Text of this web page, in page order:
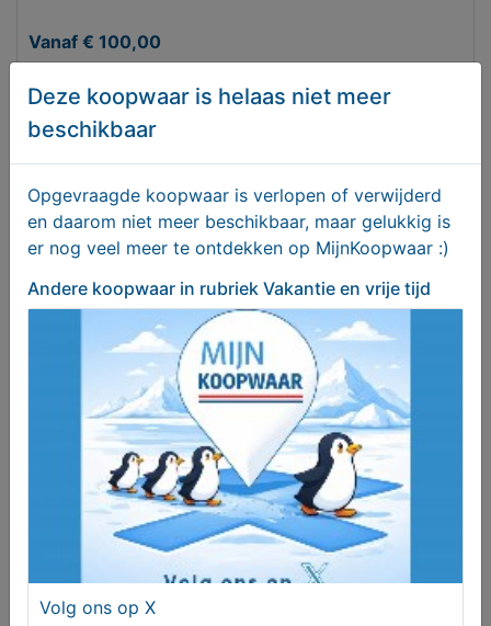
Vanaf € 100,00
BUULS Bier - Cadeauverpakking - 4-pack met glas
Aangeboden
Deze koopwaar is helaas niet meer
beschikbaar
Opgevraagde koopwaar is verlopen of verwijderd
en daarom niet meer beschikbaar, maar gelukkig is
er nog veel meer te ontdekken op MijnKoopwaar :)
Andere koopwaar in rubriek Vakantie en vrije tijd
Volg ons op X